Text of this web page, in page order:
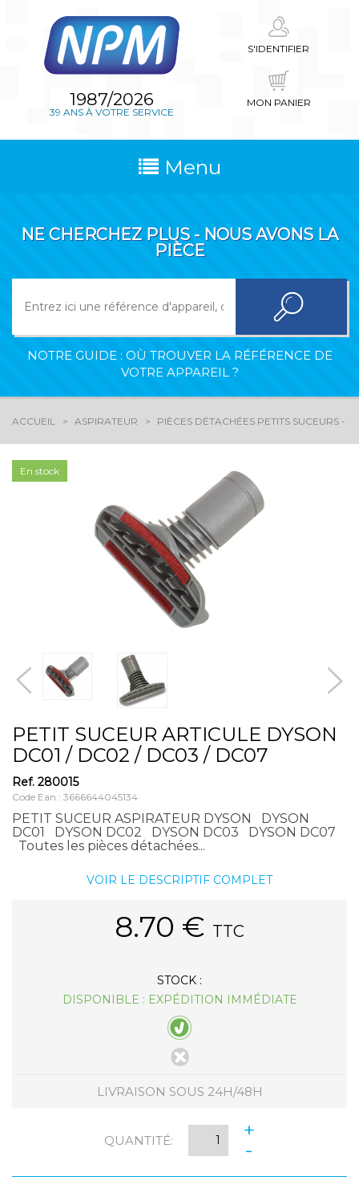
1987/2026
39 ANS À VOTRE SERVICE
S'IDENTIFIER
MON PANIER
Menu
NE CHERCHEZ PLUS - NOUS AVONS LA
PIÈCE
NOTRE GUIDE : OÙ TROUVER LA RÉFÉRENCE DE
VOTRE APPAREIL ?
ACCUEIL ASPIRATEUR PIÈCES DÉTACHÉES PETITS SUCEURS -
En stock
PETIT SUCEUR ARTICULE DYSON
DC01 / DC02 / DC03 / DC07
Ref. 280015
Code Ean : 3666644045134
PETIT SUCEUR ASPIRATEUR DYSON DYSON
DC01 DYSON DC02 DYSON DC03 DYSON DC07
Toutes les pièces détachées...
VOIR LE DESCRIPTIF COMPLET
8.70 € TTC
STOCK :
DISPONIBLE : EXPÉDITION IMMÉDIATE
LIVRAISON SOUS 24H/48H
QUANTITÉ:
+
-